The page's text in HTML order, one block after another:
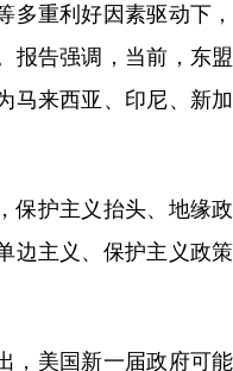
多重利好因素驱动下
报告强调，当前，东
马来西亚、印尼、新
护主义抬头、地缘政
边主义、保护主义政
美国新一届政府可能